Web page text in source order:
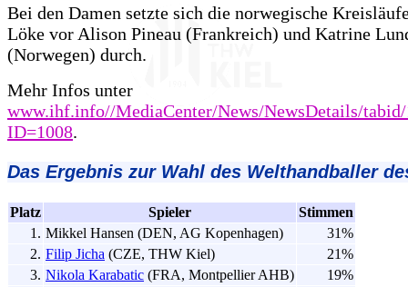
Bei den Damen setzte sich die norwegische
Löke vor Alison Pineau (Frankreich) und Katrine
(Norwegen) durch.
Mehr Infos unter
www.ihf.info//MediaCenter/News/NewsDetails/
ID=1008.
Das Ergebnis zur Wahl des Welthandballer
Platz Spieler
Stimmen
1. Mikkel Hansen (DEN, AG Kopenhagen)
31%
2. Filip Jicha (CZE, THW Kiel)
21%
3. Nikola Karabatic (FRA, Montpellier AHB)
19%